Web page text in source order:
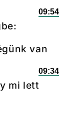
09:54
van
09:34
mi lett